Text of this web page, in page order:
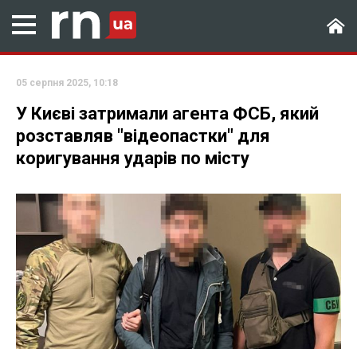
05 серпня 2025, 10:18
У Києві затримали агента ФСБ, який
розставляв "відеопастки" для
коригування ударів по місту